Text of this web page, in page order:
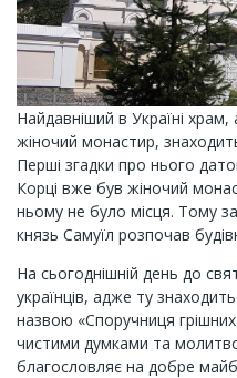
Найдавніший в Україні
жіночий монастир,
Перші згадки про нього
Корці вже був жіночий
ньому не було місця. Тому
князь Самуїл розпочав
На сьогоднішній день до
українців, адже ту
назвою «Споручниця
чистими думками та
благословляє на добре